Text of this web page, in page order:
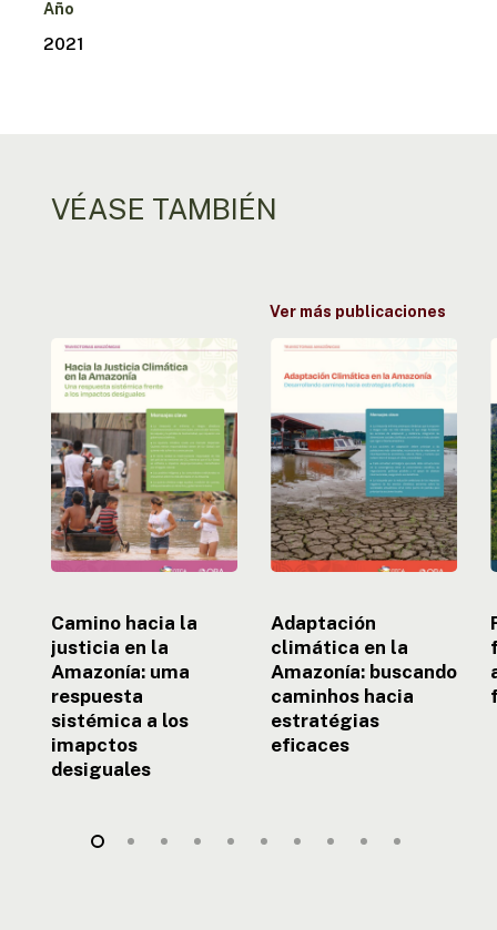
Año
2021
VÉASE TAMBIÉN
Ver más publicaciones
Camino
hacia
justicia
en
la
Amazonía:
uma
respuesta
sistémica
los
imapctos
desiguales
Camino hacia la
justicia en la
Amazonía: uma
respuesta
sistémica a los
imapctos
desiguales
Adaptación
climática
la
Amazonía:
buscando
caminhos
hacia
estratégias
eficaces
Adaptación
climática en la
Amazonía: buscando
caminhos hacia
estratégias
eficaces